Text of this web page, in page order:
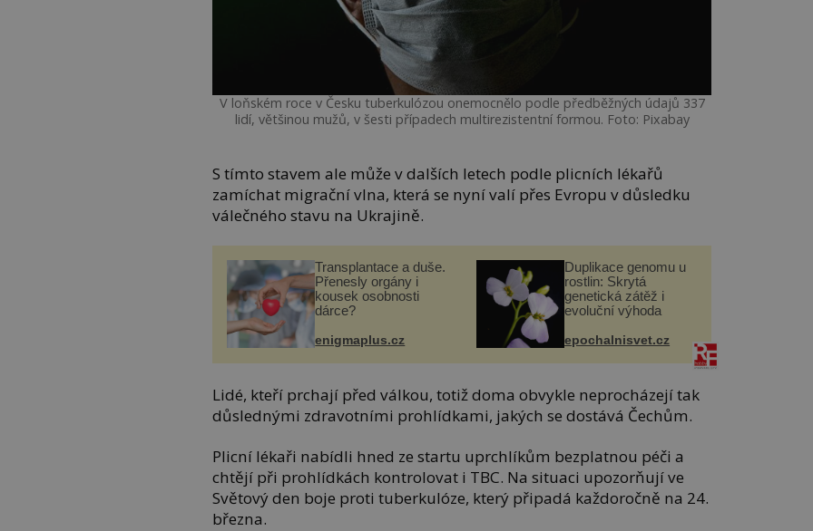
V loňském roce v Česku tuberkulózou onemocnělo podle předběžných údajů 337
lidí, většinou mužů, v šesti případech multirezistentní formou. Foto: Pixabay
S tímto stavem ale může v dalších letech podle plicních lékařů
zamíchat migrační vlna, která se nyní valí přes Evropu v důsledku
válečného stavu na Ukrajině.
Transplantace a duše.
Přenesly orgány i
kousek osobnosti
dárce?
enigmaplus.cz
Duplikace genomu u
rostlin: Skrytá
genetická zátěž i
evoluční výhoda
epochalnisvet.cz
Lidé, kteří prchají před válkou, totiž doma obvykle neprocházejí tak
důslednými zdravotními prohlídkami, jakých se dostává Čechům.
Plicní lékaři nabídli hned ze startu uprchlíkům bezplatnou péči a
chtějí při prohlídkách kontrolovat i TBC. Na situaci upozorňují ve
Světový den boje proti tuberkulóze, který připadá každoročně na 24.
března.